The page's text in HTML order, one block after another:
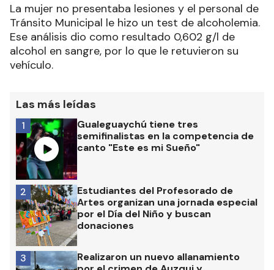
La mujer no presentaba lesiones y el personal de
Tránsito Municipal le hizo un test de alcoholemia.
Ese análisis dio como resultado 0,602 g/l de
alcohol en sangre, por lo que le retuvieron su
vehículo.
Las más leídas
Gualeguaychú tiene tres
semifinalistas en la competencia de
canto "Este es mi Sueño"
1
Estudiantes del Profesorado de
Artes organizan una jornada especial
por el Día del Niño y buscan
donaciones
2
Realizaron un nuevo allanamiento
3